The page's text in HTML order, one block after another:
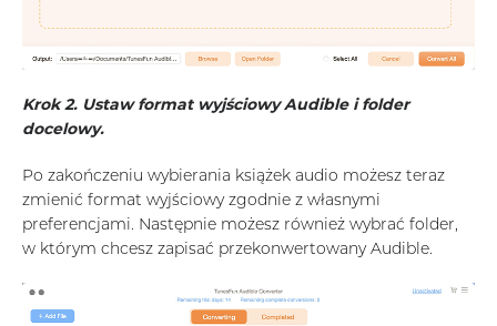
Krok 2. Ustaw format wyjściowy Audible i folder
docelowy.
Po zakończeniu wybierania książek audio możesz teraz
zmienić format wyjściowy zgodnie z własnymi
preferencjami. Następnie możesz również wybrać folder,
w którym chcesz zapisać przekonwertowany Audible.